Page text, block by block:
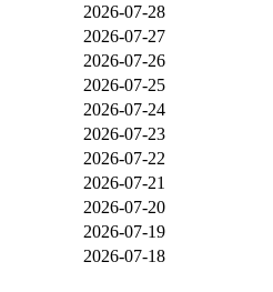
2026-07-28
2026-07-27
2026-07-26
2026-07-25
2026-07-24
2026-07-23
2026-07-22
2026-07-21
2026-07-20
2026-07-19
2026-07-18